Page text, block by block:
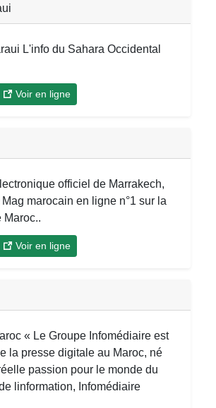
L'info du Sahara Occidental
Voir en ligne
officiel de Marrakech,
marocain en ligne n°1 sur la
Maroc..
Voir en ligne
« Le Groupe Infomédiaire est
la presse digitale au Maroc, né
passion pour le monde du
linformation, Infomédiaire